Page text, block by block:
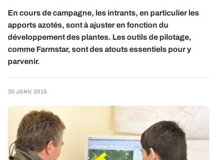
En cours de campagne, les intrants, en particulier les
apports azotés, sont à ajuster en fonction du
développement des plantes. Les outils de pilotage,
comme Farmstar, sont des atouts essentiels pour y
parvenir.
30 JANV. 2015